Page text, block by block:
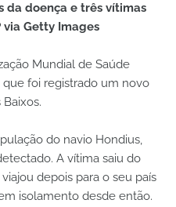
da doença e três vítimas
via Getty Images
Mundial de Saúde
que foi registrado um novo
do navio Hondius,
A vítima saiu do
depois para o seu país
isolamento desde então.